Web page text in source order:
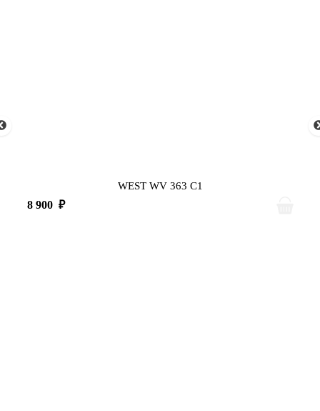
WEST WV 363 C1
8 900 ₽